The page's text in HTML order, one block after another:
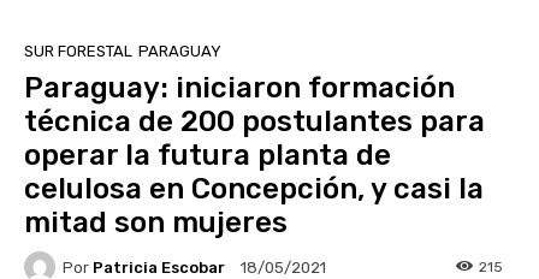
SUR FORESTAL PARAGUAY
Paraguay: iniciaron formación
técnica de 200 postulantes para
operar la futura planta de
celulosa en Concepción, y casi la
mitad son mujeres
Por Patricia Escobar 18/05/2021 215